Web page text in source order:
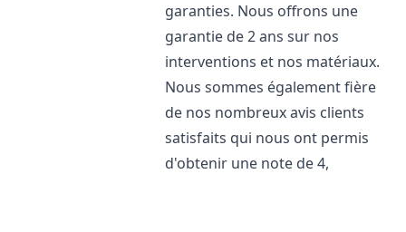
garanties. Nous offrons une
garantie de 2 ans sur nos
interventions et nos matériaux.
Nous sommes également fière
de nos nombreux avis clients
satisfaits qui nous ont permis
d'obtenir une note de 4,